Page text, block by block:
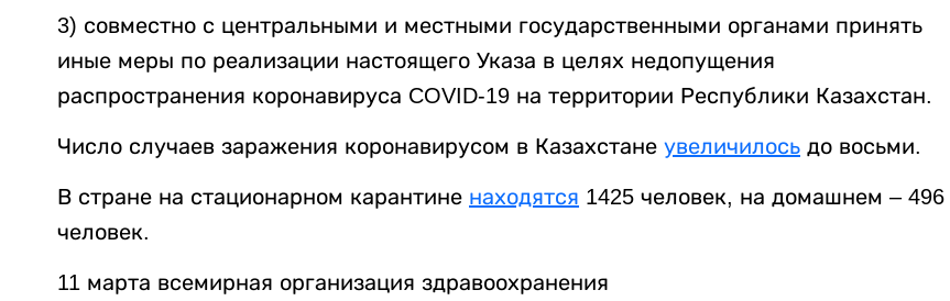
3) совместно с центральными и местными государственными органами принять
иные меры по реализации настоящего Указа в целях недопущения
распространения коронавируса COVID-19 на территории Республики Казахстан.
Число случаев заражения коронавирусом в Казахстане увеличилось до восьми.
В стране на стационарном карантине находятся 1425 человек, на домашнем – 496
человек.
11 марта всемирная организация здравоохранения